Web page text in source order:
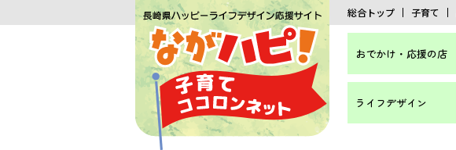
総合トップ 子育て
おでかけ・応援の店
ライフデザイン